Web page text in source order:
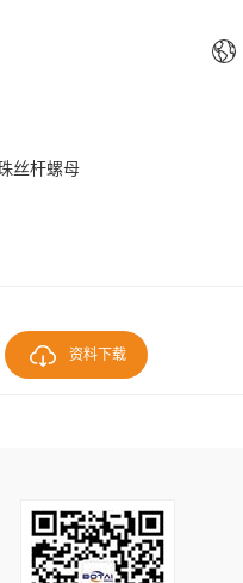
丝杆螺母
资料下载